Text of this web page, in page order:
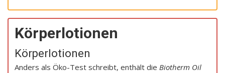
Körperlotionen
Körperlotionen
Anders als Öko-Test schreibt, enthält die Biotherm Oil